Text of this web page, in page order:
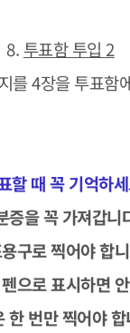
8. 투표함 투입 2
를 4장을 투표함
할 때 꼭 기억하
증을 꼭 가져갑니
구로 찍어야 합
으로 표시하면
한 번만 찍어야